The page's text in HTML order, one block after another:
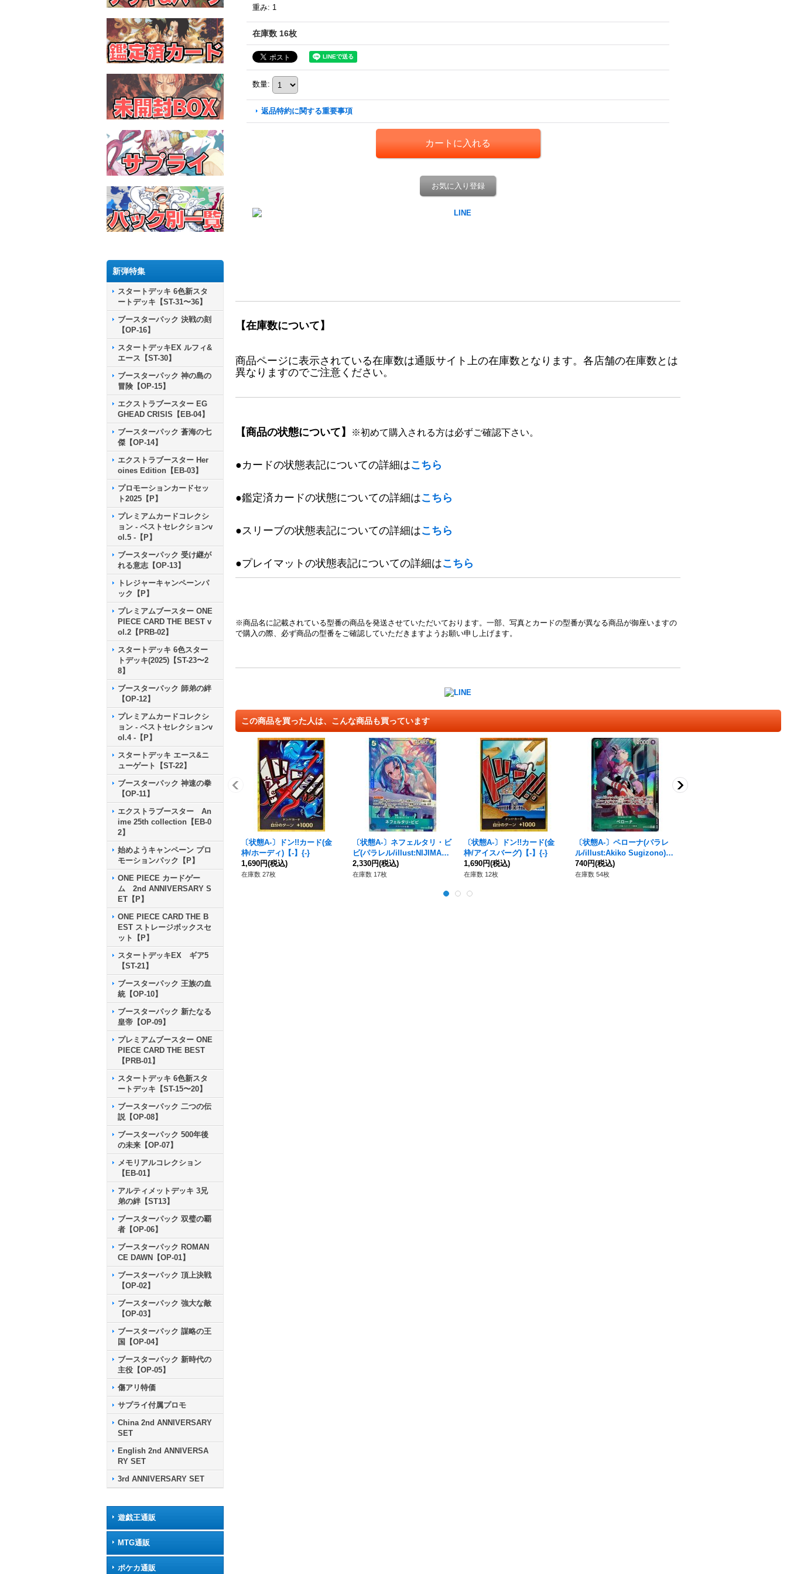
新弾特集
スタートデッキ 6色新スタ
ートデッキ【ST-31〜36】
ブースターパック 決戦の刻
【OP-16】
スタートデッキEX ルフィ&
エース【ST-30】
ブースターパック 神の島の
冒険【OP-15】
エクストラブースター EG
GHEAD CRISIS【EB-04】
ブースターパック 蒼海の七
傑【OP-14】
エクストラブースター Her
oines Edition【EB-03】
プロモーションカードセッ
ト2025【P】
プレミアムカードコレクシ
ョン - ベストセレクションv
ol.5 -【P】
ブースターパック 受け継が
れる意志【OP-13】
トレジャーキャンペーンパ
ック【P】
プレミアムブースター ONE
PIECE CARD THE BEST v
ol.2【PRB-02】
スタートデッキ 6色スター
トデッキ(2025)【ST-23〜2
8】
ブースターパック 師弟の絆
【OP-12】
プレミアムカードコレクシ
ョン - ベストセレクションv
ol.4 -【P】
スタートデッキ エース&ニ
ューゲート【ST-22】
ブースターパック 神速の拳
【OP-11】
エクストラブースター An
ime 25th collection【EB-0
2】
始めようキャンペーン プロ
モーションパック【P】
ONE PIECE カードゲー
ム 2nd ANNIVERSARY S
ET【P】
ONE PIECE CARD THE B
EST ストレージボックスセ
ット【P】
スタートデッキEX ギア5
【ST-21】
ブースターパック 王族の血
統【OP-10】
ブースターパック 新たなる
皇帝【OP-09】
プレミアムブースター ONE
PIECE CARD THE BEST
【PRB-01】
スタートデッキ 6色新スタ
ートデッキ【ST-15〜20】
ブースターパック 二つの伝
説【OP-08】
ブースターパック 500年後
の未来【OP-07】
メモリアルコレクション
【EB-01】
アルティメットデッキ 3兄
弟の絆【ST13】
ブースターパック 双璧の覇
者【OP-06】
ブースターパック ROMAN
CE DAWN【OP-01】
ブースターパック 頂上決戦
【OP-02】
ブースターパック 強大な敵
【OP-03】
ブースターパック 謀略の王
国【OP-04】
ブースターパック 新時代の
主役【OP-05】
傷アリ特価
サプライ付属プロモ
China 2nd ANNIVERSARY
SET
English 2nd ANNIVERSA
RY SET
3rd ANNIVERSARY SET
遊戯王通販
MTG通販
ポケカ通販
重み: 1
在庫数 16枚
数量:
返品特約に関する重要事項
お気に入り登録
【在庫数について】
商品ページに表示されている在庫数は通販サイト上の在庫数となります。各店舗の在庫数とは
異なりますのでご注意ください。
【商品の状態について】 ※初めて購入される方は必ずご確認下さい。
●カードの状態表記についての詳細はこちら
●鑑定済カードの状態についての詳細はこちら
●スリーブの状態表記についての詳細はこちら
●プレイマットの状態表記についての詳細はこちら
※商品名に記載されている型番の商品を発送させていただいております。一部、写真とカードの型番が異なる商品が御座いますの
で購入の際、必ず商品の型番をご確認していただきますようお願い申し上げます。
この商品を買った人は、こんな商品も買っています
〔状態A-〕ドン!!カード(金
枠/ホーディ)【-】{-}
1,690円(税込)
在庫数 27枚
〔状態A-〕ネフェルタリ・ビ
ビ(パラレル/illust:NIJIMAAR
C)【SR/P】{EB03-024}
2,330円(税込)
在庫数 17枚
〔状態A-〕ドン!!カード(金
枠/アイスバーグ)【-】{-}
1,690円(税込)
在庫数 12枚
〔状態A-〕ペローナ(パラレ
ル/illust:Akiko Sugizono)
【R/P】{OP09-034}
740円(税込)
在庫数 54枚